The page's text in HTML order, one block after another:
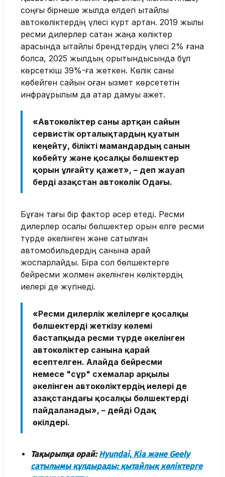
соңғы бірнеше жылда елдегі қытайлық
автокөліктердің үлесі күрт артқан. 2019 жылы
ресми дилерлер сатқан жаңа көліктер
арасында қытайлық брендтердің үлесі 2% ғана
болса, 2025 жылдың қорытындысында бұл
көрсеткіш 39%-ға жеткен. Көлік саны
көбейген сайын оған қызмет көрсететін
инфрақұрылым да қатар дамуы қажет.
«Автокөліктер саны артқан сайын
сервистік орталықтардың қуатын
кеңейту, білікті мамандардың санын
көбейту және қосалқы бөлшектер
қорын ұлғайту қажет», – деп жауап
берді Қазақстан автокөлік Одағы.
Бұған тағы бір фактор әсер етеді. Ресми
дилерлер қосалқы бөлшектер қорын елге ресми
түрде әкелінген және сатылған
автомобильдердің санына қарай
жоспарлайды. Бірақ сол бөлшектерге
бейресми жолмен әкелінген көліктердің
иелері де жүгінеді.
«Ресми дилерлік желілерге қосалқы
бөлшектерді жеткізу көлемі
бастапқыда ресми түрде әкелінген
автокөліктер санына қарай
есептелген. Алайда бейресми
немесе "сұр" схемалар арқылы
әкелінген автокөліктердің иелері де
Қазақстандағы қосалқы бөлшектерді
пайдаланады», – дейді Одақ
өкілдері.
Тақырыпқа орай:Hyundai, Kia және Geely
сатылымы құлдырады: қытайлық көліктерге